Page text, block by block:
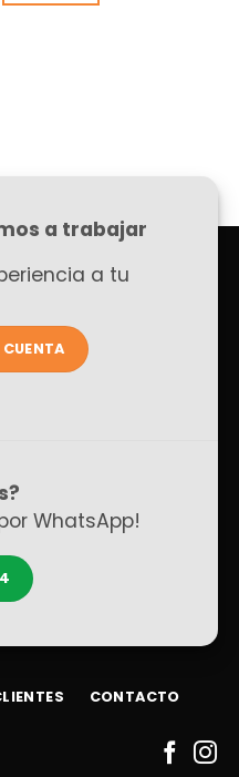
a trabajar
a tu
WhatsApp!
CONTACTO